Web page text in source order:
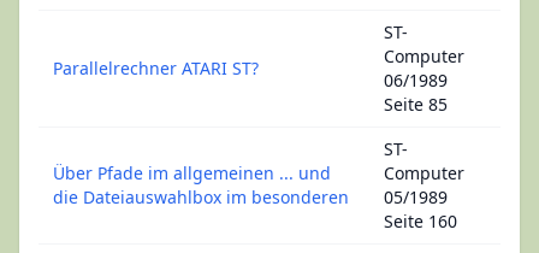
Parallelrechner ATARI ST?
ST-
Computer
06/1989
Seite 85
Über Pfade im allgemeinen ... und
die Dateiauswahlbox im besonderen
ST-
Computer
05/1989
Seite 160